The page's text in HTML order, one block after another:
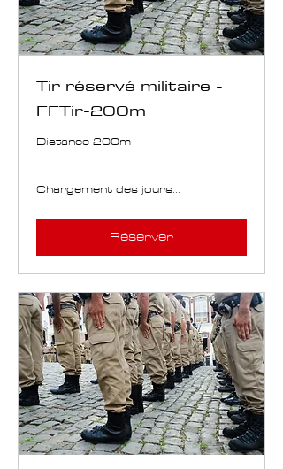
Tir réservé militaire -
FFTir-200m
Distance 200m
Chargement des jours...
Réserver